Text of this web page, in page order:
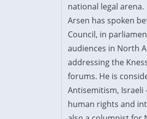
national legal arena.
Arsen has spoken
Coun­cil, in
audiences in North
addressing the
forums. He is
Antisemitism, Israeli
human rights and